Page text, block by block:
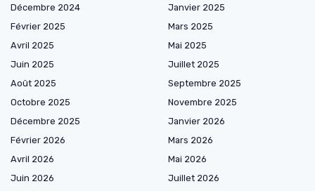
Décembre 2024
Janvier 2025
Février 2025
Mars 2025
Avril 2025
Mai 2025
Juin 2025
Juillet 2025
Août 2025
Septembre 2025
Octobre 2025
Novembre 2025
Décembre 2025
Janvier 2026
Février 2026
Mars 2026
Avril 2026
Mai 2026
Juin 2026
Juillet 2026